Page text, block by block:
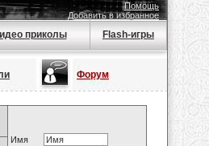
Помощь
Добавить в избранное
приколы Flash-игры
Форум
Имя